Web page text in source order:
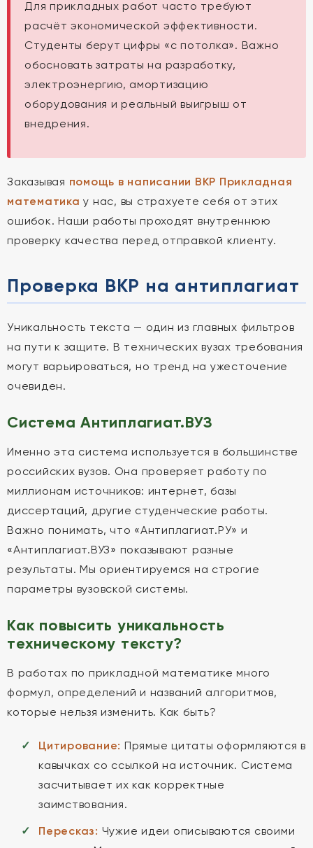
Для прикладных работ часто требуют
расчёт экономической эффективности.
Студенты берут цифры «с потолка». Важно
обосновать затраты на разработку,
электроэнергию, амортизацию
оборудования и реальный выигрыш от
внедрения.
Заказывая помощь в написании ВКР Прикладная
математика у нас, вы страхуете себя от этих
ошибок. Наши работы проходят внутреннюю
проверку качества перед отправкой клиенту.
Проверка ВКР на антиплагиат
Уникальность текста — один из главных фильтров
на пути к защите. В технических вузах требования
могут варьироваться, но тренд на ужесточение
очевиден.
Система Антиплагиат.ВУЗ
Именно эта система используется в большинстве
российских вузов. Она проверяет работу по
миллионам источников: интернет, базы
диссертаций, другие студенческие работы.
Важно понимать, что «Антиплагиат.РУ» и
«Антиплагиат.ВУЗ» показывают разные
результаты. Мы ориентируемся на строгие
параметры вузовской системы.
Как повысить уникальность
техническому тексту?
В работах по прикладной математике много
формул, определений и названий алгоритмов,
которые нельзя изменить. Как быть?
Цитирование: Прямые цитаты оформляются в
кавычках со ссылкой на источник. Система
засчитывает их как корректные
заимствования.
Пересказ: Чужие идеи описываются своими